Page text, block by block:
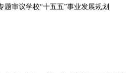
题审议学校“十五五”事业发展规划